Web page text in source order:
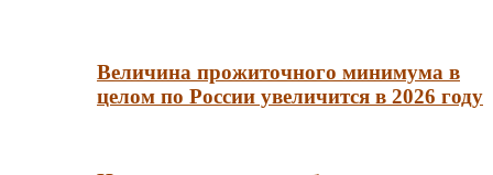
Величина прожиточного минимума в
целом по России увеличится в 2026 году